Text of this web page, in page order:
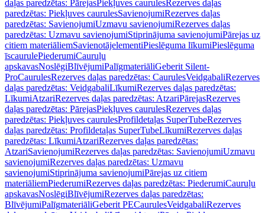
daļas paredzētas: PārejasPiekļuves caurulesRezerves daļas
paredzētas: Piekļuves caurulesSavienojumiRezerves daļas
paredzētas: SavienojumiUzmavu savienojumiRezerves daļas
paredzētas: Uzmavu savienojumiStiprinājuma savienojumiPārejas uz
citiem materiāliemSavienotājelementiPieslēguma līkumiPieslēguma
īscaurulePiederumiCauruļu
apskavasNoslēgiBlīvējumiPalīgmateriāliGeberit Silent-
ProCaurulesRezerves daļas paredzētas: CaurulesVeidgabaliRezerves
daļas paredzētas: VeidgabaliLīkumiRezerves daļas paredzētas:
LīkumiAtzariRezerves daļas paredzētas: AtzariPārejasRezerves
daļas paredzētas: PārejasPiekļuves caurulesRezerves daļas
paredzētas: Piekļuves caurulesProfildetaļas SuperTubeRezerves
daļas paredzētas: Profildetaļas SuperTubeLīkumiRezerves daļas
paredzētas: LīkumiAtzariRezerves daļas paredzētas:
AtzariSavienojumiRezerves daļas paredzētas: SavienojumiUzmavu
savienojumiRezerves daļas paredzētas: Uzmavu
savienojumiStiprinājuma savienojumiPārejas uz citiem
materiāliemPiederumiRezerves daļas paredzētas: PiederumiCauruļu
apskavasNoslēgiBlīvējumiRezerves daļas paredzētas:
BlīvējumiPalīgmateriāliGeberit PECaurulesVeidgabaliRezerves